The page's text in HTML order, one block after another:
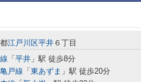
江戸川区平井 ６丁目
「 平井 」駅 徒歩8分
戸線 「 東あずま 」駅 徒歩20分